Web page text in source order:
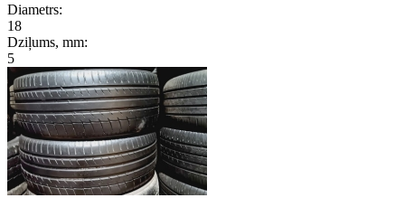
Diametrs:
18
Dziļums, mm:
5